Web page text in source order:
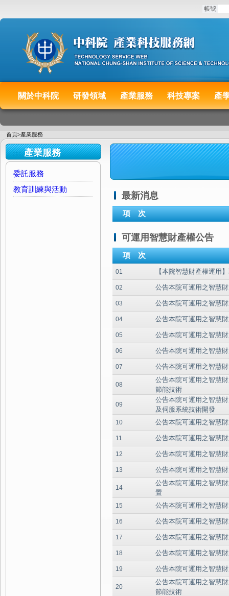
帳號
關於中科院 研發領域 產業服務 科技專案 產
首頁>產業服務
:::產業服務
委託服務
教育訓練與活動
最新消息
項 次
可運用智慧財產權公告
項 次
01 【本院智慧財產權運用
02 公告本院可運用之智慧
03 公告本院可運用之智慧
04 公告本院可運用之智慧
05 公告本院可運用之智慧
06 公告本院可運用之智慧
07 公告本院可運用之智慧
08
公告本院可運用之智慧
節能技術
09
公告本院可運用之智慧
及伺服系統技術開發
10 公告本院可運用之智慧
11 公告本院可運用之智慧
12 公告本院可運用之智慧
13 公告本院可運用之智慧
14
公告本院可運用之智慧
置
15 公告本院可運用之智慧
16 公告本院可運用之智慧
17 公告本院可運用之智慧
18 公告本院可運用之智慧
19 公告本院可運用之智慧
20
公告本院可運用之智慧
節能技術